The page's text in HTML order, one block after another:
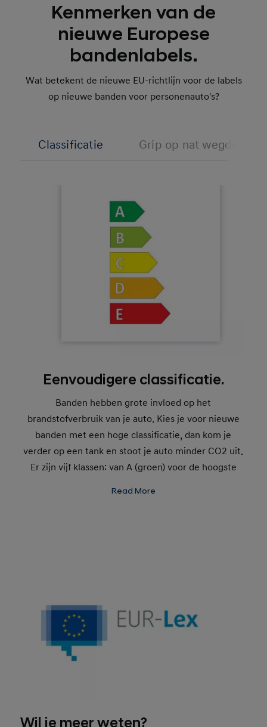
Kenmerken van de
nieuwe Europese
bandenlabels.
Wat betekent de nieuwe EU-richtlijn voor de labels
op nieuwe banden voor personenauto's?
Classificatie Grip op nat wegdek
Eenvoudigere classificatie.
Banden hebben grote invloed op het
brandstofverbruik van je auto. Kies je voor nieuwe
banden met een hoge classificatie, dan kom je
verder op een tank en stoot je auto minder CO2 uit.
Er zijn vijf klassen: van A (groen) voor de hoogste
Read More
Wil je meer weten?